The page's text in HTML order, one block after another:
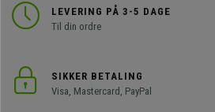
LEVERING PÅ 3-5 DAGE
Til din ordre
SIKKER BETALING
Visa, Mastercard, PayPal